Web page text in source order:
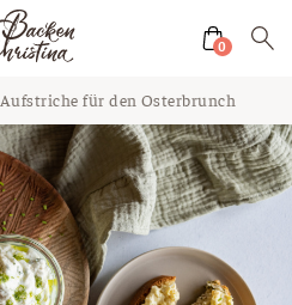
0
Aufstriche für den Osterbrunch